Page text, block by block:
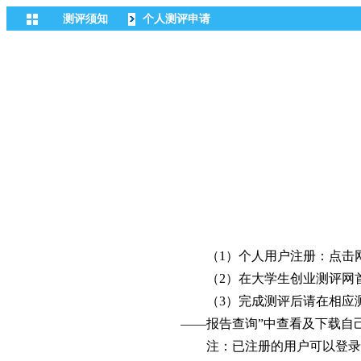
测评须知 个人测评申请
（1）个人用户注册：点击网
（2）在大学生创业测评网首
（3）完成测评后请在相应测
——报告查询”中查看及下载自
注：已注册的用户可以登录